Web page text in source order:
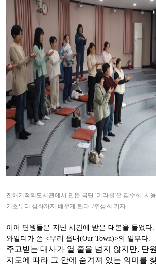
진해기적의도서관에서 만든 극단 '미라클'은 김수희 , 서
기초부터 심화까지 배우게 된다. /주성희 기자
이어 단원들은 지난 시간에 받은 대본을 들었다.
와일더가 쓴 <우리 읍내 (Our Town)>의 일부다
주고받는 대사가 열 줄을 넘지 않지만, 단
지도에 따라 그 안에 숨겨져 있는 의미를